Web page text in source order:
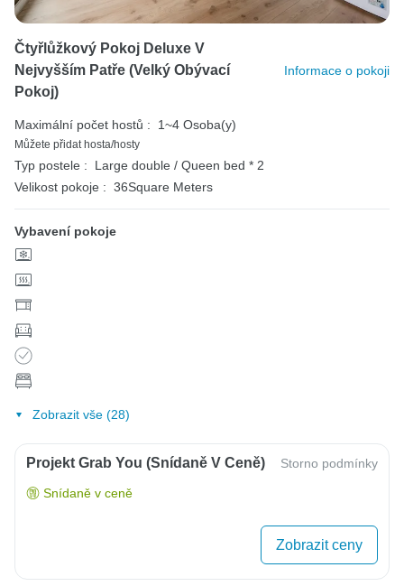
Čtyřlůžkový Pokoj Deluxe V
Nejvyšším Patře (velký Obývací
Pokoj)
Informace o pokoji
Maximální počet hostů : 1~4 Osoba(y)
Můžete přidat hosta/hosty
Typ postele :
Large double / Queen bed * 2
Velikost pokoje : 36Square Meters
Vybavení pokoje
Zobrazit vše (28)
Projekt Grab You (snídaně V Ceně) Storno podmínky
Snídaně v ceně
Zobrazit ceny